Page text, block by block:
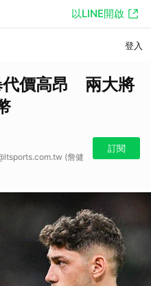
以LINE開啟
登入
代價高昂 兩大將
(詹健
訂閱